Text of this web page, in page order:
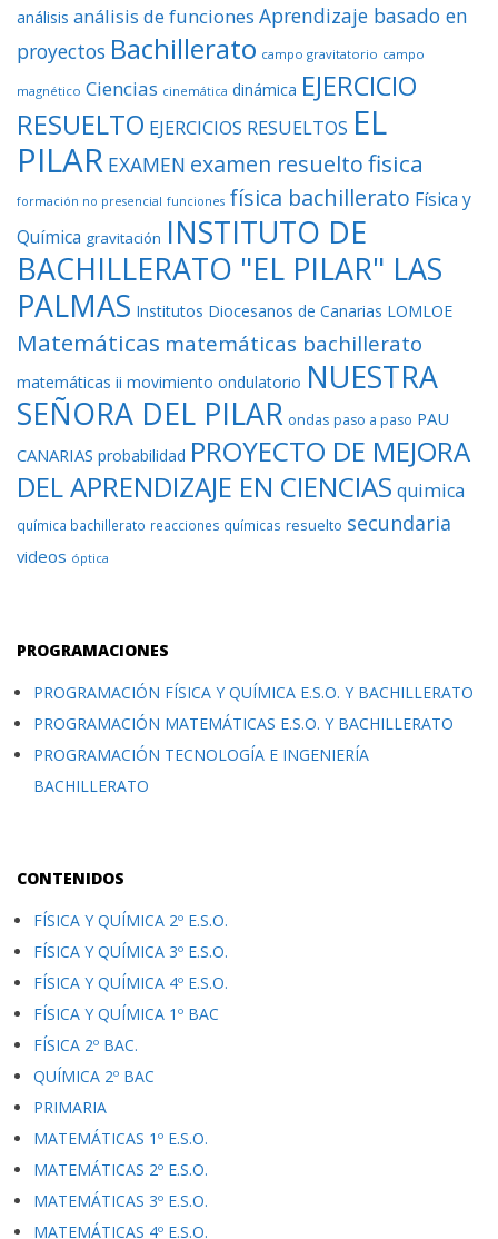
análisis análisis de funciones Aprendizaje basado en
proyectos Bachillerato campo gravitatorio campo
magnético Ciencias cinemática dinámica EJERCICIO
RESUELTO EJERCICIOS RESUELTOS EL
PILAR EXAMEN examen resueltofisica
formación no presencial funciones física bachillerato Física y
Química gravitación INSTITUTO DE
BACHILLERATO "EL PILAR" LAS
PALMAS Institutos Diocesanos de Canarias LOMLOE
Matemáticas matemáticas bachillerato
matemáticas ii movimiento ondulatorio NUESTRA
SEÑORA DEL PILAR ondas paso a paso PAU
CANARIAS probabilidad PROYECTO DE MEJORA
DEL APRENDIZAJE EN CIENCIAS quimica
química bachillerato reacciones químicas resuelto secundaria
videos óptica
PROGRAMACIONES
PROGRAMACIÓN FÍSICA Y QUÍMICA E.S.O. Y BACHILLERATO
PROGRAMACIÓN MATEMÁTICAS E.S.O. Y BACHILLERATO
PROGRAMACIÓN TECNOLOGÍA E INGENIERÍA
BACHILLERATO
CONTENIDOS
FÍSICA Y QUÍMICA 2º E.S.O.
FÍSICA Y QUÍMICA 3º E.S.O.
FÍSICA Y QUÍMICA 4º E.S.O.
FÍSICA Y QUÍMICA 1º BAC
FÍSICA 2º BAC.
QUÍMICA 2º BAC
PRIMARIA
MATEMÁTICAS 1º E.S.O.
MATEMÁTICAS 2º E.S.O.
MATEMÁTICAS 3º E.S.O.
MATEMÁTICAS 4º E.S.O.